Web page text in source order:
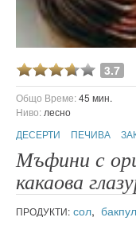
3.7
Общо Време:45 мин.
Ниво: лесно
ДЕСЕРТИ
ПЕЧИВА
Мъфини с
какаова
ПРОДУКТИ: сол,